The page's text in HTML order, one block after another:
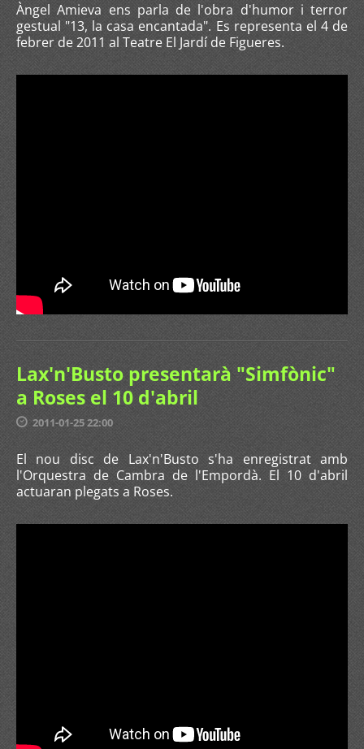
Àngel Amieva ens parla de l'obra d'humor i terror
gestual "13, la casa encantada". Es representa el 4 de
febrer de 2011 al Teatre El Jardí de Figueres.
Lax'n'Busto presentarà "Simfònic"
a Roses el 10 d'abril
2011-01-25 22:00
El nou disc de Lax'n'Busto s'ha enregistrat amb
l'Orquestra de Cambra de l'Empordà. El 10 d'abril
actuaran plegats a Roses.